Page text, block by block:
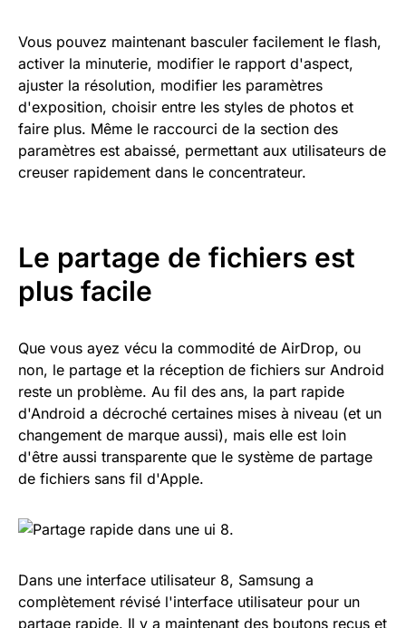
Vous pouvez maintenant basculer facilement le flash,
activer la minuterie, modifier le rapport d'aspect,
ajuster la résolution, modifier les paramètres
d'exposition, choisir entre les styles de photos et
faire plus. Même le raccourci de la section des
paramètres est abaissé, permettant aux utilisateurs de
creuser rapidement dans le concentrateur.
Le partage de fichiers est
plus facile
Que vous ayez vécu la commodité de AirDrop, ou
non, le partage et la réception de fichiers sur Android
reste un problème. Au fil des ans, la part rapide
d'Android a décroché certaines mises à niveau (et un
changement de marque aussi), mais elle est loin
d'être aussi transparente que le système de partage
de fichiers sans fil d'Apple.
Dans une interface utilisateur 8, Samsung a
complètement révisé l'interface utilisateur pour un
partage rapide. Il y a maintenant des boutons reçus et